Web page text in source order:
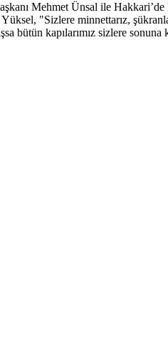
Mehmet Ünsal ile
"Sizlere minnettarız,
bütün kapılarımız sizlere